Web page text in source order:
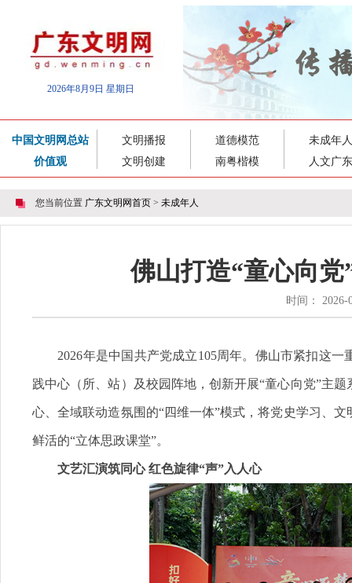
2026年8月9日 星期日
中国文明网总站
价值观
文明播报
文明创建
道德模范
南粤楷模
未成年人
人文广东
您当前位置 广东文明网首页 > 未成年人
佛山打造“童心向
时间：
2026年是中国共产党成立105周年。佛山市紧扣这一
践中心（所、站）及校园阵地，创新开展“童心向党”主
心、全域联动造氛围的“四维一体”模式，将党史学习、
鲜活的“立体思政课堂”。
文艺汇演筑同心 红色旋律“声”入人心